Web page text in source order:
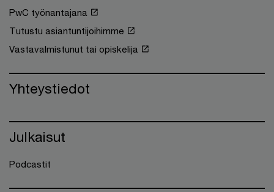
PwC työnantajana
Tutustu asiantuntijoihimme
Vastavalmistunut tai opiskelija
Yhteystiedot
Julkaisut
Podcastit